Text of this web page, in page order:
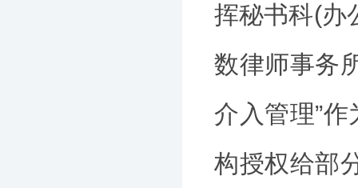
挥秘书科(办
数律师事务
介入管理”
构授权给部